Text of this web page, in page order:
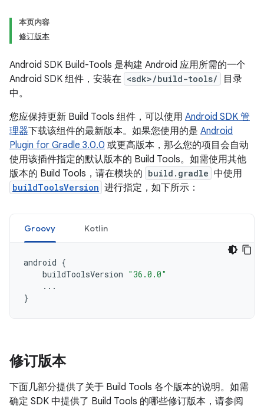
本页内容
修订版本
Android SDK Build-Tools 是构建 Android 应用所需的一个
Android SDK 组件，安装在 <sdk>/build-tools/
目录
中。
您应保持更新 Build Tools 组件，可以使用 Android SDK 管
理器下载该组件的最新版本。如果您使用的是 Android
Plugin for Gradle 3.0.0 或更高版本，那么您的项目会自动
使用该插件指定的默认版本的 Build Tools。如需使用其他
版本的 Build Tools，请在模块的 build.gradle 中使用
buildToolsVersion 进行指定，如下所示：
Groovy Kotlin
android {
buildToolsVersion "36.0.0"
...
}
修订版本
下面几部分提供了关于 Build Tools 各个版本的说明。如需
确定 SDK 中提供了 Build Tools 的哪些修订版本，请参阅